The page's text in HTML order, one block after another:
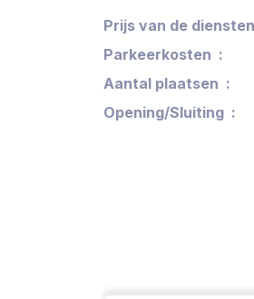
Prijs van de diensten
Parkeerkosten
Aantal plaatsen
Opening/Sluiting